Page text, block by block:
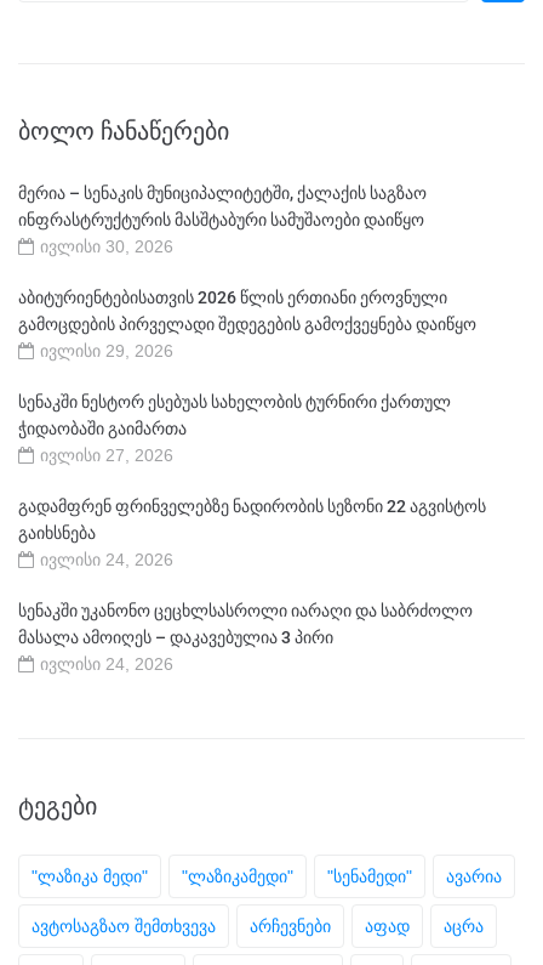
ᲑᲝᲚᲝ ᲩᲐᲜᲐᲬᲔᲠᲔᲑᲘ
მერია – სენაკის მუნიციპალიტეტში, ქალაქის საგზაო
ინფრასტრუქტურის მასშტაბური სამუშაოები დაიწყო
ივლისი 30, 2026
აბიტურიენტებისათვის 2026 წლის ერთიანი ეროვნული
გამოცდების პირველადი შედეგების გამოქვეყნება დაიწყო
ივლისი 29, 2026
სენაკში ნესტორ ესებუას სახელობის ტურნირი ქართულ
ჭიდაობაში გაიმართა
ივლისი 27, 2026
გადამფრენ ფრინველებზე ნადირობის სეზონი 22 აგვისტოს
გაიხსნება
ივლისი 24, 2026
სენაკში უკანონო ცეცხლსასროლი იარაღი და საბრძოლო
მასალა ამოიღეს – დაკავებულია 3 პირი
ივლისი 24, 2026
ᲢᲔᲒᲔᲑᲘ
"ლაზიკა მედი" "ლაზიკამედი" "სენამედი" ავარია
ავტოსაგზაო შემთხვევა არჩევნები აფად აცრა